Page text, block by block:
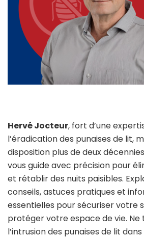
Hervé Jocteur, fort d’une
l’éradication des punaises de lit,
disposition plus de deux
vous guide avec précision pour
et rétablir des nuits paisibles.
conseils, astuces pratiques et
essentielles pour sécuriser votre
protéger votre espace de vie. Ne
l’intrusion des punaises de lit